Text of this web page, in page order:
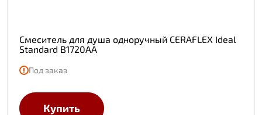
Смеситель для душа одноручный CERAFLEX Ideal
Standard B1720AA
Под заказ
Купить